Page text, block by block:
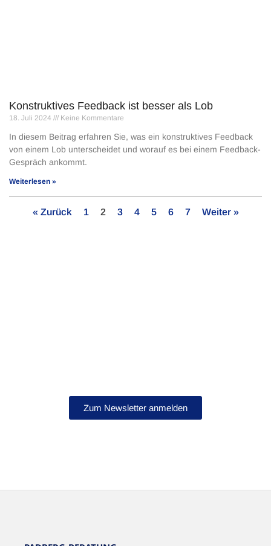
Konstruktives Feedback ist besser als Lob
18. Juli 2024 Keine Kommentare
In diesem Beitrag erfahren Sie, was ein konstruktives Feedback
von einem Lob unterscheidet und worauf es bei einem Feedback-
Gespräch ankommt.
Weiterlesen »
« Zurück 1 2 3 4 5 6 7 Weiter »
Zum Newsletter anmelden
NEWSLETTER